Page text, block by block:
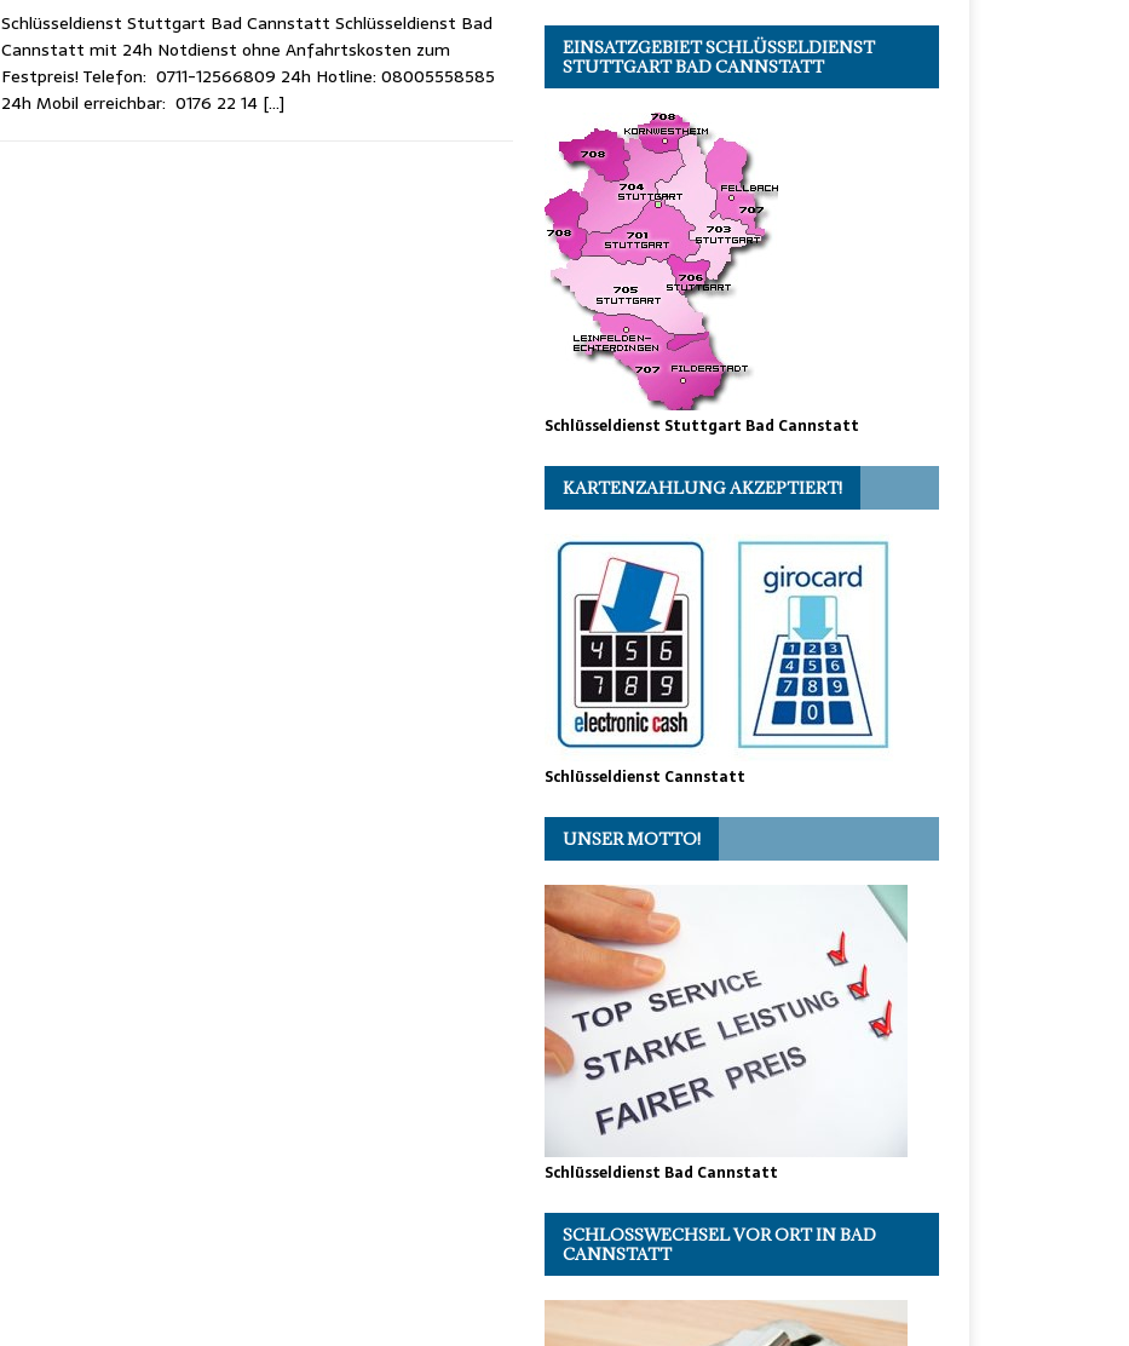
Schlüsseldienst Stuttgart Bad Cannstatt Schlüsseldienst Bad
Cannstatt mit 24h Notdienst ohne Anfahrtskosten zum
Festpreis! Telefon: 0711-12566809 24h Hotline: 08005558585
24h Mobil erreichbar: 0176 22 14 […]
EINSATZGEBIET SCHLÜSSELDIENST
STUTTGART BAD CANNSTATT
Schlüsseldienst Stuttgart Bad Cannstatt
KARTENZAHLUNG AKZEPTIERT!
Schlüsseldienst Cannstatt
UNSER MOTTO!
Schlüsseldienst Bad Cannstatt
SCHLOSSWECHSEL VOR ORT IN BAD
CANNSTATT